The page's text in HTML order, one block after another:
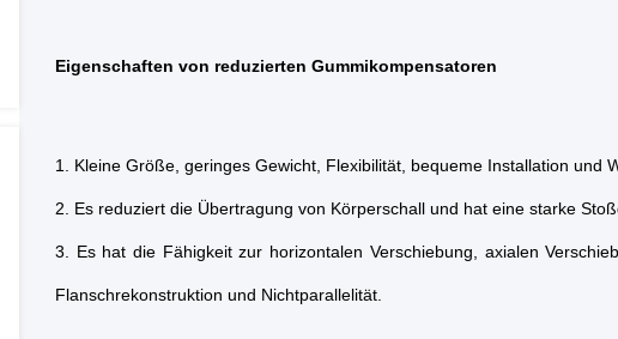
Eigenschaften von reduzierten Gummikompensatoren
1. Kleine Größe, geringes Gewicht, Flexibilität, bequeme Installation und
2. Es reduziert die Übertragung von Körperschall und hat eine starke
3. Es hat die Fähigkeit zur horizontalen Verschiebung, axialen
Flanschrekonstruktion und Nichtparallelität.